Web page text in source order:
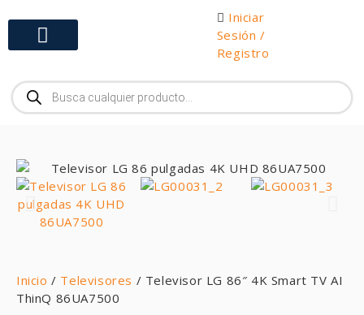
Iniciar
Sesión /
Registro
Inicio / Televisores / Televisor LG 86″ 4K Smart TV AI
ThinQ 86UA7500